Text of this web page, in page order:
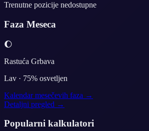
Trenutne pozicije nedostupne
Faza Meseca
🌔
Rastuća Grbava
Lav · 75% osvetljen
Kalendar mesečevih faza →
Detaljni pregled →
Popularni kalkulatori